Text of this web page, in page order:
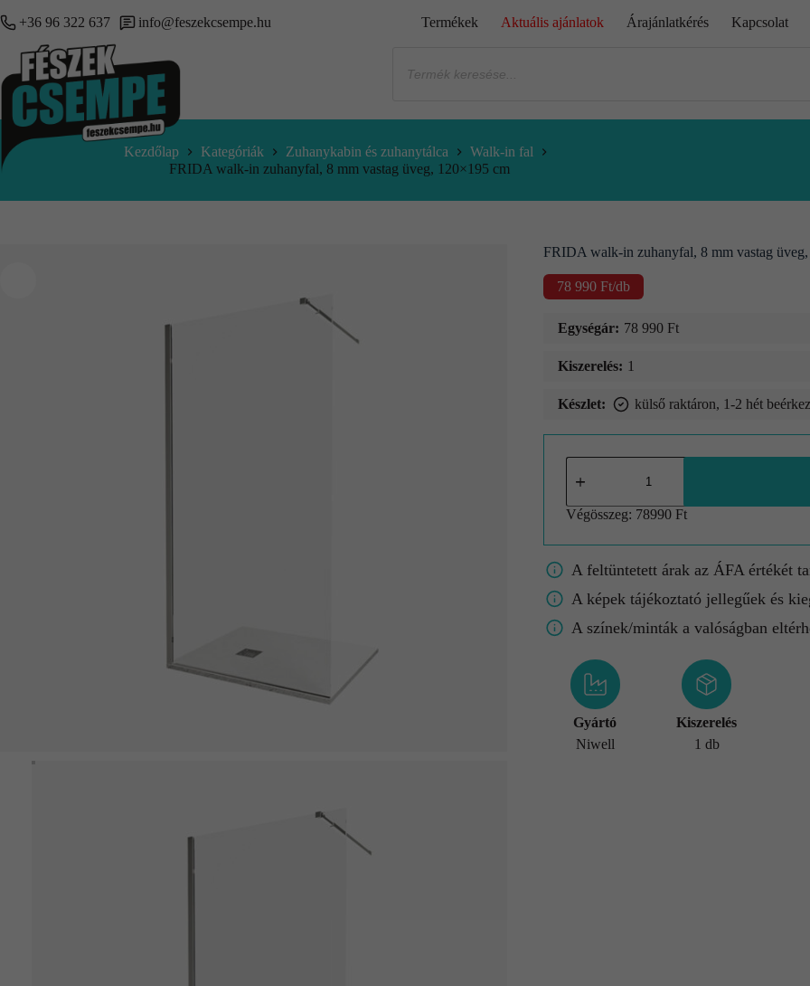
+36 96 322 637 info@feszekcsempe.hu Termékek Aktuális ajánlatok Árajánlatkérés Kapcsolat
Kezdőlap Kategóriák Zuhanykabin és zuhanytálca
Walk-in fal
FRIDA walk-in zuhanyfal, 8 mm vastag üveg, 120×195 cm
FRIDA walk-in zuhanyfal, 8 mm vastag
78 990 Ft/db
Egységár: 78 990 Ft
Kiszerelés: 1
Készlet: külső raktáron, 1-2 hét
Végösszeg: 78990 Ft
A feltüntetett árak az ÁFA értékét
A képek tájékoztató jellegűek és
A színek/minták a valóságban
Gyártó
Niwell
Kiszerelés
1 db